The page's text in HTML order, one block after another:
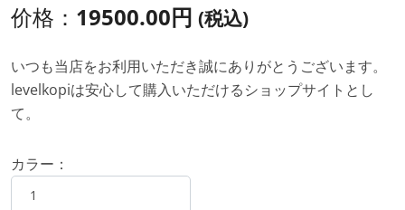
价格： 19500.00円 (税込)
いつも当店をお利用いただき誠にありがとうございます。
levelkopiは安心して購入いただけるショップサイトとし
て。
カラー：